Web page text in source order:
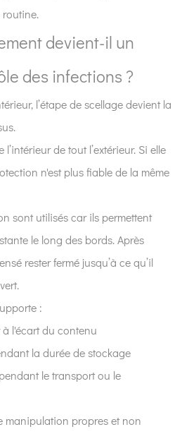
devient-il un
des infections ?
l’étape de scellage devient la
de tout l’extérieur. Si elle
n'est plus fiable de la même
sont utilisés car ils permettent
le long des bords. Après
rester fermé jusqu’à ce qu’il
:
l'écart du contenu
la durée de stockage
le transport ou le
manipulation propres et non